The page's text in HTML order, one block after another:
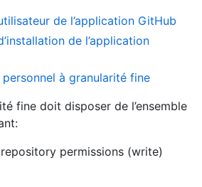
de l’application GitHub
de l’application
personnel à granularité fine
fine doit disposer de l’ensemble
permissions (write)